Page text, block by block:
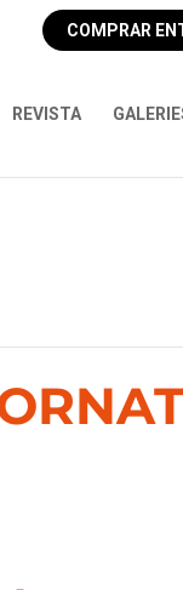
COMPRAR
REVISTA